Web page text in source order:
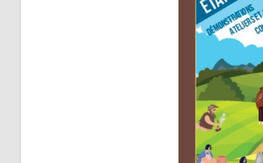
Le Masnau-
Montfa
Roquecourbe
Saint-Germier
Saint-Jean de
Saint-Pierre de
Saint-Salvy de